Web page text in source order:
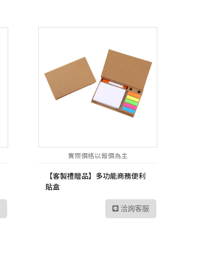
實際價格以報價為主
【客製禮贈品】多功能商務便利
貼盒
洽詢客服